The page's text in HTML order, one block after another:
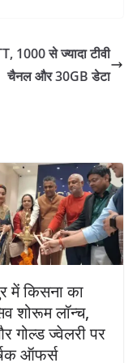
1000 से ज्यादा टीवी
चैनल और 30GB डेटा
में किसना का
शोरूम लॉन्च,
गोल्ड ज्वेलरी पर
ऑफर्स